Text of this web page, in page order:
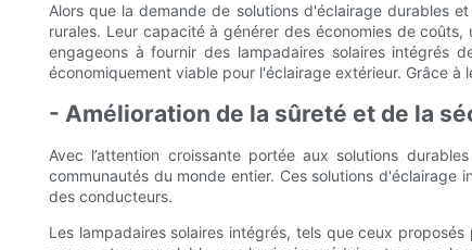
Alors que la demande de solutions d'éclairage durables
rurales. Leur capacité à générer des économies de
engageons à fournir des lampadaires solaires intégrés
économiquement viable pour l'éclairage extérieur. Grâce
- Amélioration de la sûreté et de la
Avec l’attention croissante portée aux solutions
communautés du monde entier. Ces solutions
des conducteurs.
Les lampadaires solaires intégrés, tels que ceux